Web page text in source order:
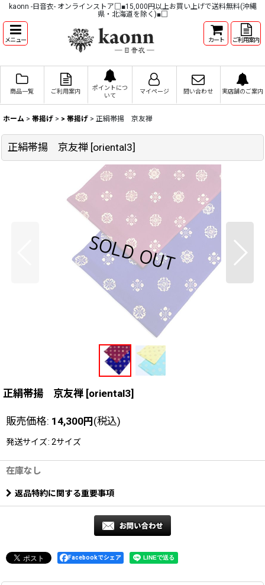
kaonn -日音衣- オンラインストア□■15,000円以上お買い上げで送料無料(沖縄
県・北海道を除く)■□
メニュー カート ご利用案内
商品一覧 ご利用案内
ポイントにつ
いて
マイページ 問い合わせ 実店舗のご案内
ホーム > 帯揚げ > > 帯揚げ > 正絹帯揚 京友禅
正絹帯揚 京友禅 [oriental3]
正絹帯揚 京友禅 [oriental3]
販売価格: 14,300円(税込)
発送サイズ: 2サイズ
在庫なし
返品特約に関する重要事項
Facebookでシェア